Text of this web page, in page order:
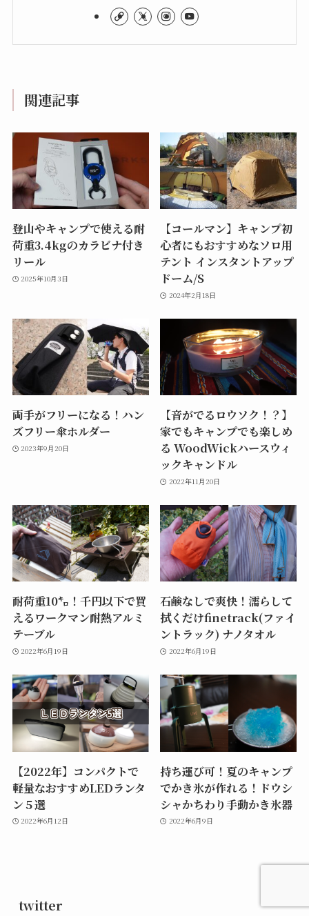
関連記事
登山やキャンプで使える耐
荷重3.4kgのカラビナ付き
リール
2025年10月3日
【コールマン】キャンプ初
心者にもおすすめなソロ用
テント インスタントアップ
ドーム/S
2024年2月18日
両手がフリーになる！ハン
ズフリー傘ホルダー
2023年9月20日
【音がでるロウソク！？】
家でもキャンプでも楽しめ
る WoodWickハースウィ
ックキャンドル
2022年11月20日
耐荷重10㌔！千円以下で買
えるワークマン耐熱アルミ
テーブル
2022年6月19日
石鹸なしで爽快！濡らして
拭くだけfinetrack(ファイ
ントラック) ナノタオル
2022年6月19日
【2022年】コンパクトで
軽量なおすすめLEDランタ
ン５選
2022年6月12日
持ち運び可！夏のキャンプ
でかき氷が作れる！ドウシ
シャかちわり手動かき氷器
2022年6月9日
twitter